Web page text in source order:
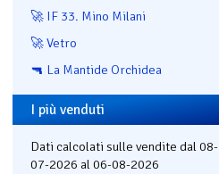
🚀 IF 33. Mino Milani
🚀 Vetro
🔫 La Mantide Orchidea
I più venduti
Dati calcolati sulle vendite dal 08-
07-2026 al 06-08-2026